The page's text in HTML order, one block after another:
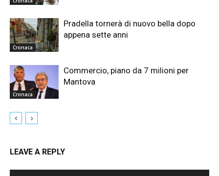
Cronaca
Pradella tornerà di nuovo bella dopo
appena sette anni
Cronaca
Commercio, piano da 7 milioni per
Mantova
LEAVE A REPLY